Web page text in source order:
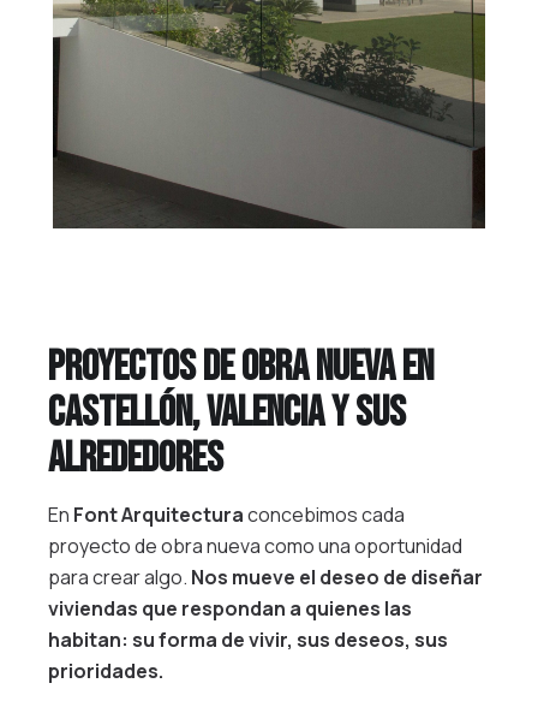
Proyectos de obra nueva en
Castellón, Valencia y sus
alrededores
En Font Arquitecturaconcebimos cada
proyecto de obra nueva como una oportunidad
para crear algo. Nos mueve el deseo de diseñar
viviendas que respondan a quienes las
habitan: su forma de vivir, sus deseos, sus
prioridades.